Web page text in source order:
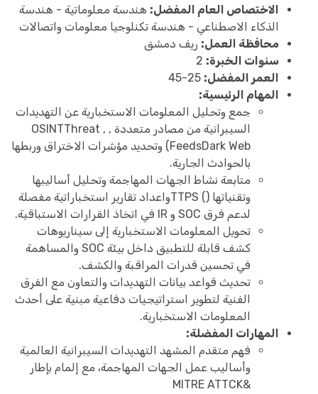
الاختصاص العام المفضل: هندسة معلوماتية - هندسة
الذكاء الاصطناعي - هندسة تكنلوجيا معلومات واتصالات
محافظة العمل: ريف دمشق
سنوات الخبرة:
العمر المفضل:
المهام الرئيسية:
جمع وتحليل المعلومات الاستخبارية عن التهديدات
السيبرانية من مصادر متعددة , , OSINTThreat
FeedsDark Web) وتحديد مؤشرات الاختراق وربطها
بالحوادث الجارية.
متابعة نشاط الجهات المهاجمة وتحليل أساليبها
وتقنياتها () TTPSواعداد تقارير استخباراتية مفصلة
لدعم فرق SOC و IR في اتخاذ القرارات الاستباقية.
تحويل المعلومات الاستخبارية إلى سيناريوهات
كشف قابلة للتطبيق داخل بيئة SOC والمساهمة
في تحسين قدرات المراقبة والكشف.
تحديث قواعد بيانات التهديدات والتعاون مع الفرق
الفنية لتطوير استراتيجيات دفاعية مبنية على أحدث
المعلومات الاستخبارية.
المهارات المفضلة:
فهم متقدم المشهد التهديدات السيبرانية العالمية
وأساليب عمل الجهات المهاجمة، مع إلمام بإطار
&MITRE ATTCK